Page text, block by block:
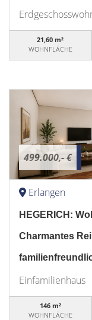
21,60 m²
WOHNFLÄCHE
499.000,- €
Erlangen
HEGERICH:
Charmantes
Einfamilienhaus
146 m²
WOHNFLÄCHE